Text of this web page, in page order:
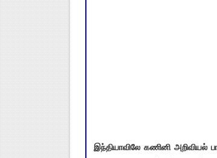
இந்தியாவிலே கணினி அறிவியல்